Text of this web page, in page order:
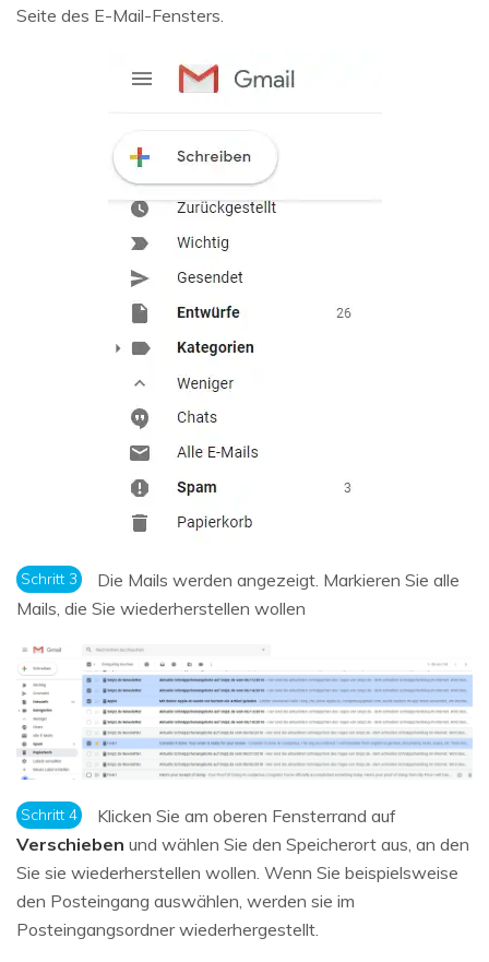
Seite des E-Mail-Fensters.
Schritt 3
Die Mails werden angezeigt. Markieren Sie alle
Mails, die Sie wiederherstellen wollen
Schritt 4
Klicken Sie am oberen Fensterrand auf
Verschieben und wählen Sie den Speicherort aus, an den
Sie sie wiederherstellen wollen. Wenn Sie beispielsweise
den Posteingang auswählen, werden sie im
Posteingangsordner wiederhergestellt.